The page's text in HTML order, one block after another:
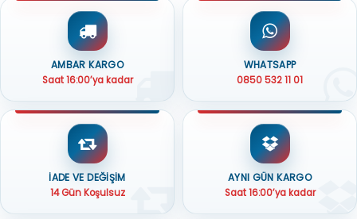
AMBAR KARGO
Saat 16:00’ya kadar
WHATSAPP
0850 532 11 01
İADE VE DEĞİŞİM
14 Gün Koşulsuz
AYNI GÜN KARGO
Saat 16:00’ya kadar